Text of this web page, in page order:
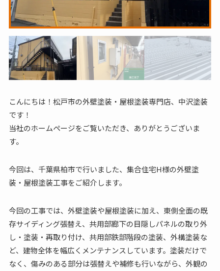
こんにちは！松戸市の外壁塗装・屋根塗装専門店、中沢塗装
です！
当社のホームページをご覧いただき、ありがとうございま
す。
今回は、千葉県柏市で行いました、集合住宅H様の外壁塗
装・屋根塗装工事をご紹介します。
今回の工事では、外壁塗装や屋根塗装に加え、東側全面の既
存サイディング張替え、共用部廊下の目隠しパネルの取り外
し・塗装・再取り付け、共用部鉄部階段の塗装、外構塗装な
ど、建物全体を幅広くメンテナンスしています。塗装だけで
なく、傷みのある部分は張替えや補修も行いながら、外観の